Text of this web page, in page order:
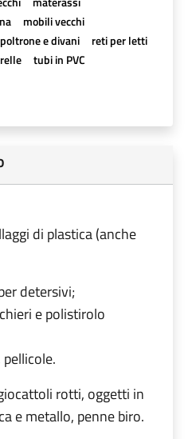
mobili vecchi
poltrone e divani
reti per letti
tubi in PVC
di plastica (anche
detersivi;
e polistirolo
rotti, oggetti in
e metallo, penne biro.